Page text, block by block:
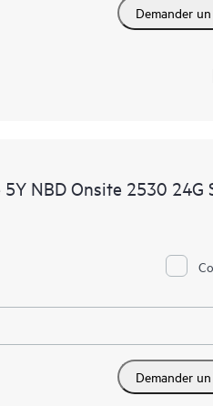
Demander
NBD Onsite 2530 24G
Demander